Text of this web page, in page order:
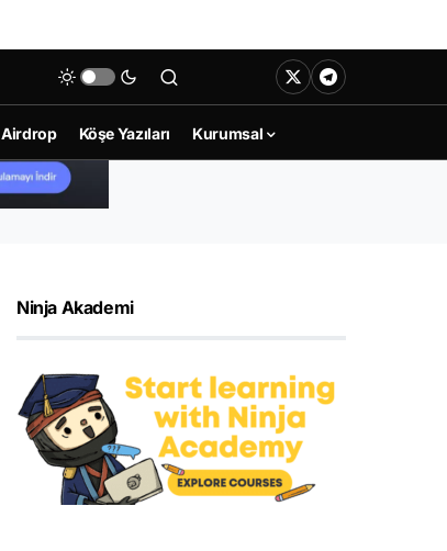
Airdrop Köşe Yazıları Kurumsal
Ninja Akademi